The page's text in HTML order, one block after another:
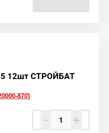
12шт СТРОЙБАТ
870]
− +